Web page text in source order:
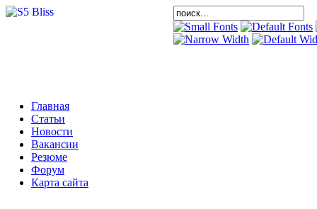
Главная
Статьи
Новости
Вакансии
Резюме
Форум
Карта сайта